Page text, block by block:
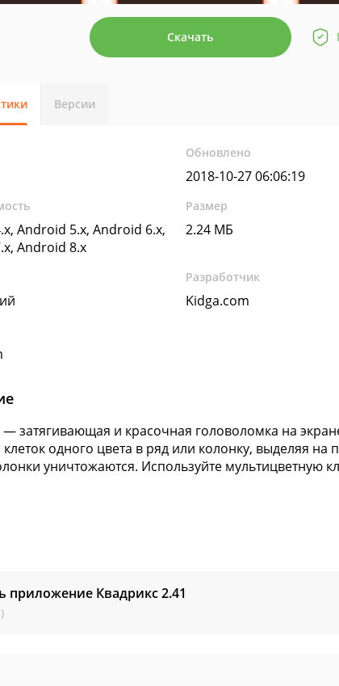
Скачать
Версии
Обновлено
2018-10-27 06:06:19
Android 5.x, Android 6.x,
Android 8.x
Размер
2.24 МБ
Разработчик
Kidga.com
— затягивающая и красочная головоломка на
одного цвета в ряд или колонку, выделяя
уничтожаются. Используйте мультицветную
приложение Квадрикс2.41